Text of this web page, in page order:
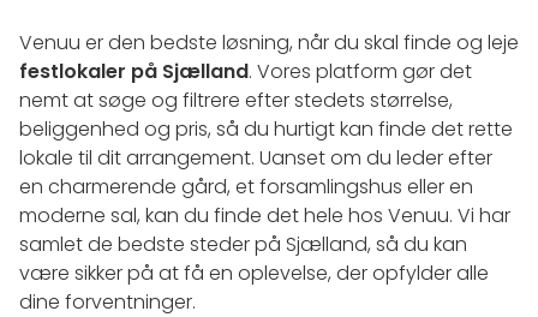
Venuu er den bedste løsning, når du skal finde og leje
festlokaler på Sjælland. Vores platform gør det
nemt at søge og filtrere efter stedets størrelse,
beliggenhed og pris, så du hurtigt kan finde det rette
lokale til dit arrangement. Uanset om du leder efter
en charmerende gård, et forsamlingshus eller en
moderne sal, kan du finde det hele hos Venuu. Vi har
samlet de bedste steder på Sjælland, så du kan
være sikker på at få en oplevelse, der opfylder alle
dine forventninger.